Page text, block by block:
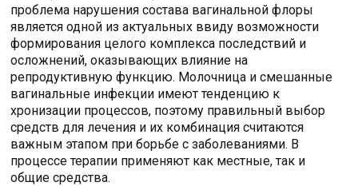
проблема нарушения состава вагинальной флоры
является одной из актуальных ввиду возможности
формирования целого комплекса последствий и
осложнений, оказывающих влияние на
репродуктивную функцию. Молочница и смешанные
вагинальные инфекции имеют тенденцию к
хронизации процессов, поэтому правильный выбор
средств для лечения и их комбинация считаются
важным этапом при борьбе с заболеваниями. В
процессе терапии применяют как местные, так и
общие средства.